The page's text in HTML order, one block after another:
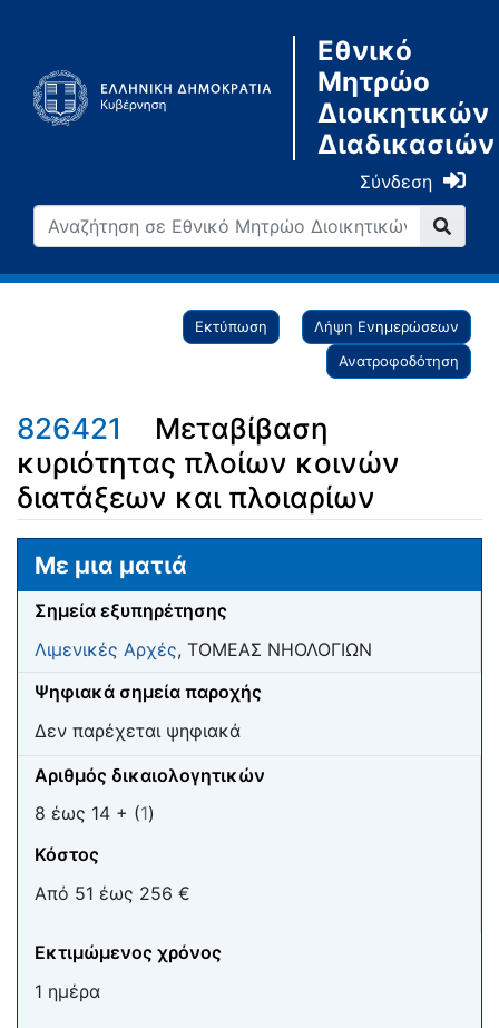
Εθνικό
Μητρώο
Διοικητικών
Διαδικασιών
Σύνδεση
Εκτύπωση
Λήψη Ενημερώσεων
Ανατροφοδότηση
826421
Μεταβίβαση
κυριότητας πλοίων κοινών
διατάξεων και πλοιαρίων
Μετάβαση σε: πλοήγηση
Με μια ματιά
Σημεία εξυπηρέτησης
Λιμενικές Αρχές, ΤΟΜΕΑΣ ΝΗΟΛΟΓΙΩΝ
Ψηφιακά σημεία παροχής
Δεν παρέχεται ψηφιακά
Αριθμός δικαιολογητικών
8 έως 14 + (1)
Κόστος
Από 51 έως 256 €
Εκτιμώμενος χρόνος
1 ημέρα